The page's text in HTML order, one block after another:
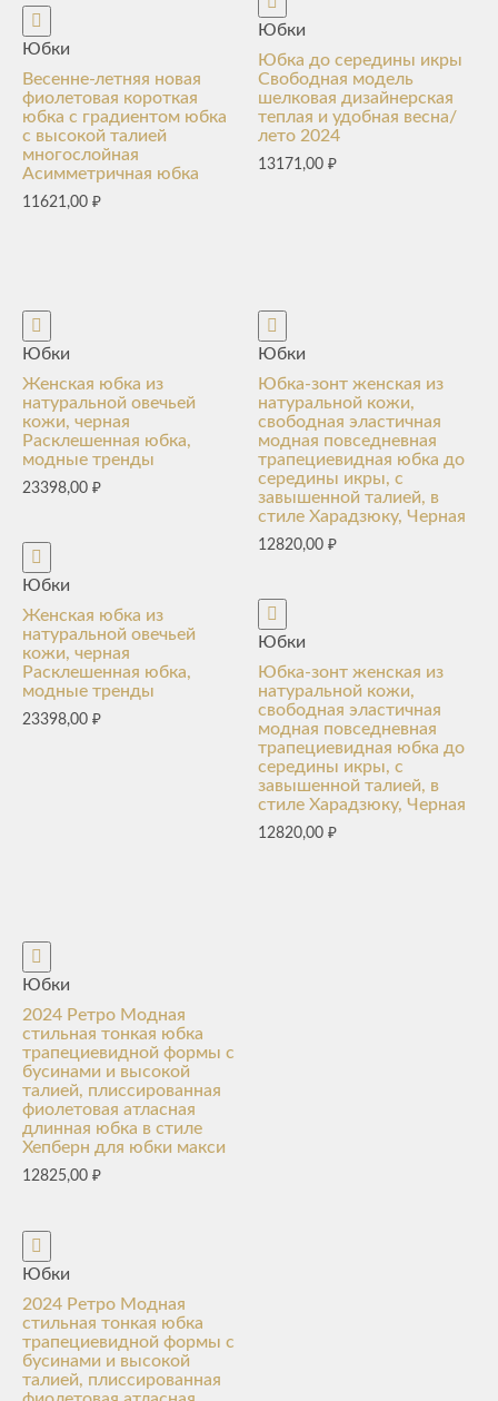
Юбки
Весенне-летняя новая
фиолетовая короткая
юбка с градиентом юбка
с высокой талией
многослойная
Асимметричная юбка
11621,00 ₽
Юбки
Юбка до середины икры
Свободная модель
шелковая дизайнерская
теплая и удобная весна/
лето 2024
13171,00₽
Юбки
Женская юбка из
натуральной овечьей
кожи, черная
Расклешенная юбка,
модные тренды
23398,00 ₽
Юбки
Женская юбка из
натуральной овечьей
кожи, черная
Расклешенная юбка,
модные тренды
23398,00 ₽
Юбки
Юбка-зонт женская из
натуральной кожи,
свободная эластичная
модная повседневная
трапециевидная юбка до
середины икры, с
завышенной талией, в
стиле Харадзюку, Черная
12820,00₽
Юбки
Юбка-зонт женская из
натуральной кожи,
свободная эластичная
модная повседневная
трапециевидная юбка до
середины икры, с
завышенной талией, в
стиле Харадзюку, Черная
12820,00₽
Юбки
2024 Ретро Модная
стильная тонкая юбка
трапециевидной формы с
бусинами и высокой
талией, плиссированная
фиолетовая атласная
длинная юбка в стиле
Хепберн для юбки макси
12825,00 ₽
Юбки
2024 Ретро Модная
стильная тонкая юбка
трапециевидной формы с
бусинами и высокой
талией, плиссированная